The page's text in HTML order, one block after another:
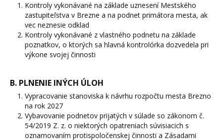
Kontroly vykonávané na základe uznesení Mestského
zastupiteľstva v Brezne a na podnet primátora mesta, ak
vec neznesie odklad
Kontroly vykonávané z vlastného podnetu na základe
poznatkov, o ktorých sa hlavná kontrolórka dozvedela pri
výkone svojej činnosti
B. PLNENIE INÝCH ÚLOH
Vypracovanie stanoviska k návrhu rozpočtu mesta Brezno
na rok 2027
Vybavovanie podnetov prijatých v súlade so zákonom č.
54/2019 Z. z. o niektorých opatreniach súvisiacich s
oznamovaním protispoločenskej činnosti a Zásadami